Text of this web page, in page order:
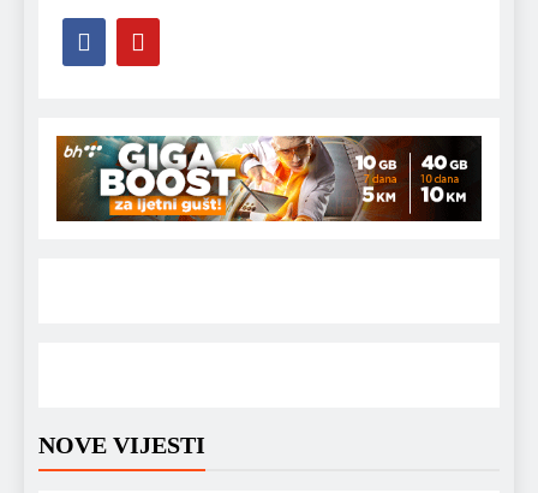
NOVE VIJESTI